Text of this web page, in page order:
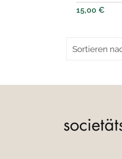
15,00€
Sortieren